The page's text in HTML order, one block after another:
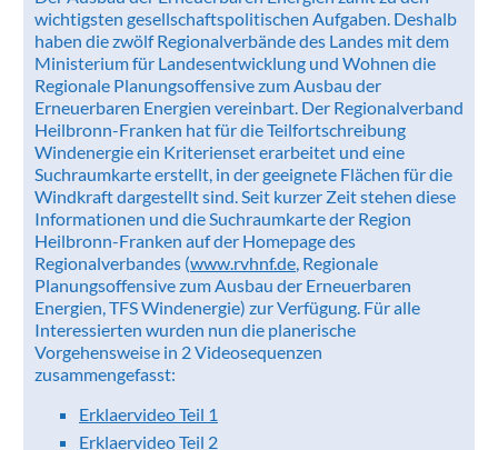
wichtigsten gesellschaftspolitischen Aufgaben. Deshalb
haben die zwölf Regionalverbände des Landes mit dem
Ministerium für Landesentwicklung und Wohnen die
Regionale Planungsoffensive zum Ausbau der
Erneuerbaren Energien vereinbart. Der Regionalverband
Heilbronn-Franken hat für die Teilfortschreibung
Windenergie ein Kriterienset erarbeitet und eine
Suchraumkarte erstellt, in der geeignete Flächen für die
Windkraft dargestellt sind. Seit kurzer Zeit stehen diese
Informationen und die Suchraumkarte der Region
Heilbronn-Franken auf der Homepage des
Regionalverbandes (www.rvhnf.de, Regionale
Planungsoffensive zum Ausbau der Erneuerbaren
Energien, TFS Windenergie) zur Verfügung. Für alle
Interessierten wurden nun die planerische
Vorgehensweise in 2 Videosequenzen
zusammengefasst:
Erklaervideo Teil 1
Erklaervideo Teil 2